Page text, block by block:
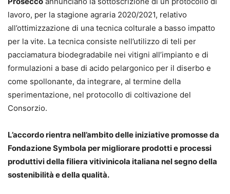
lavoro, per la stagione agraria 2020/2021, relativo
all’ottimizzazione di una tecnica colturale a basso impatto
per la vite. La tecnica consiste nell’utilizzo di teli per
pacciamatura biodegradabile nei vitigni all’impianto e di
formulazioni a base di acido pelargonico per il diserbo e
come spollonante, da integrare, al termine della
sperimentazione, nel protocollo di coltivazione del
Consorzio.
L’accordo rientra nell’ambito delle iniziative promosse da
Fondazione Symbola per migliorare prodotti e processi
produttivi della filiera vitivinicola italiana nel segno della
sostenibilità e della qualità.